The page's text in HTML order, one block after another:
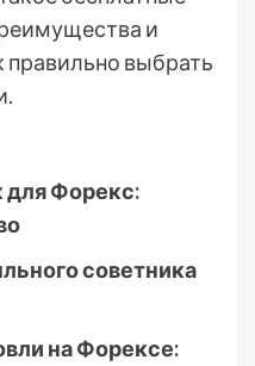
и
правильно выбрать
для Форекс:
советника
на Форексе: